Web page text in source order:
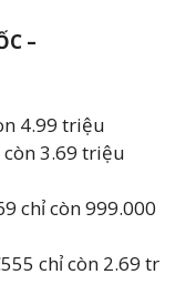
–
4.99 triệu
còn 3.69 triệu
chỉ còn 999.000
chỉ còn 2.69 tr